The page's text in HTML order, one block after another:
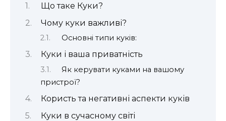
Що таке Куки?
Чому куки важливі?
Основні типи куків:
Куки і ваша приватність
Як керувати куками на вашому
пристрої?
Користь та негативні аспекти куків
Куки в сучасному світі